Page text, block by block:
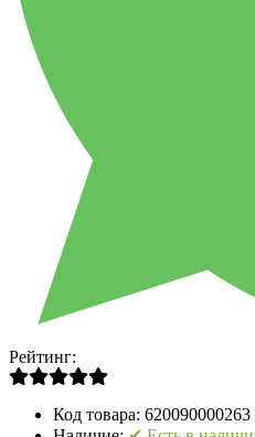
Рейтинг:
Код товара: 620090000263